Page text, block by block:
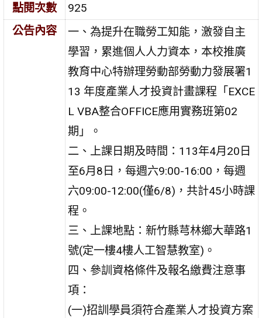
點閱次數
925
公告內容
一、為提升在職勞工知能，激發自主
學習，累進個人人力資本，本校推廣
教育中心特辦理勞動部勞動力發展署1
13 年度產業人才投資計畫課程「EXCE
L VBA整合OFFICE應用實務班第02
期」。
二、上課日期及時間：113年4月20日
至6月8日，每週六9:00-16:00，每週
六09:00-12:00(僅6/8)，共計45小時課
程。
三、上課地點：新竹縣芎林鄉大華路1
號(定一樓4樓人工智慧教室)。
四、參訓資格條件及報名繳費注意事
項：
(一)招訓學員須符合產業人才投資方案